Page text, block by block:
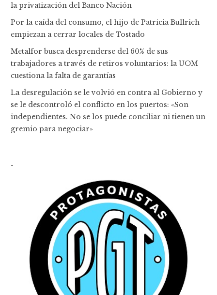
la privatización del Banco Nación
Por la caída del consumo, el hijo de Patricia Bullrich
empiezan a cerrar locales de Tostado
Metalfor busca desprenderse del 60% de sus
trabajadores a través de retiros voluntarios: la UOM
cuestiona la falta de garantías
La desregulación se le volvió en contra al Gobierno y
se le descontroló el conflicto en los puertos: «Son
independientes. No se los puede conciliar ni tienen un
gremio para negociar»
-